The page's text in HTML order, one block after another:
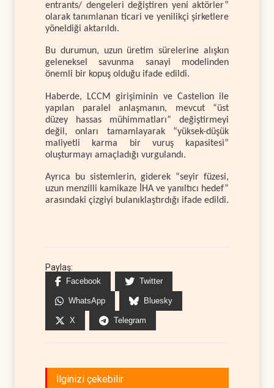
entrants/ dengeleri değiştiren yeni aktörler”
olarak tanımlanan ticari ve yenilikçi şirketlere
yöneldiği aktarıldı.
Bu durumun, uzun üretim sürelerine alışkın
geleneksel savunma sanayi modelinden
önemli bir kopuş olduğu ifade edildi.
Haberde, LCCM girişiminin ve Castelion ile
yapılan paralel anlaşmanın, mevcut “üst
düzey hassas mühimmatları” değiştirmeyi
değil, onları tamamlayarak “yüksek-düşük
maliyetli karma bir vuruş kapasitesi”
oluşturmayı amaçladığı vurgulandı.
Ayrıca bu sistemlerin, giderek “seyir füzesi,
uzun menzilli kamikaze İHA ve yanıltıcı hedef”
arasındaki çizgiyi bulanıklaştırdığı ifade edildi.
Paylaş:
Facebook Twitter
WhatsApp Bluesky
X Telegram
İlginizi çekebilir